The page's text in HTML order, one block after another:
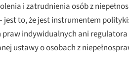
i zatrudnienia osób z
to, że jest instrumentem
indywidualnych ani
ustawy o osobach z